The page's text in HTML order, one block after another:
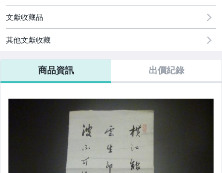
文獻收藏品
其他文獻收藏
商品資訊 出價紀錄